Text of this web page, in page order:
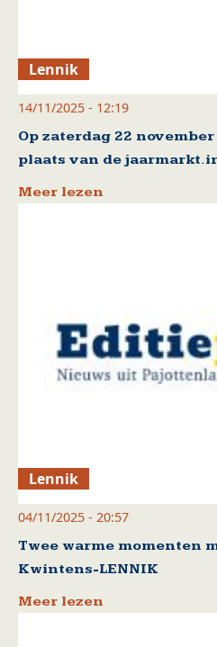
Lennik
14/11/2025 - 12:19
Op zaterdag 22
plaats van de
Meer lezen
Lennik
04/11/2025 - 20:57
Twee warme momenten
Kwintens-LENNIK
Meer lezen